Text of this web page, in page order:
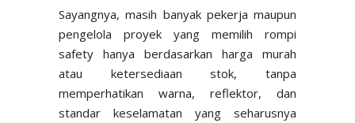
Sayangnya, masih banyak pekerja maupun
pengelola proyek yang memilih rompi
safety hanya berdasarkan harga murah
atau ketersediaan stok, tanpa
memperhatikan warna, reflektor, dan
standar keselamatan yang seharusnya